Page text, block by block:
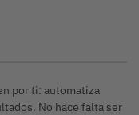
por ti: automatiza
No hace falta ser